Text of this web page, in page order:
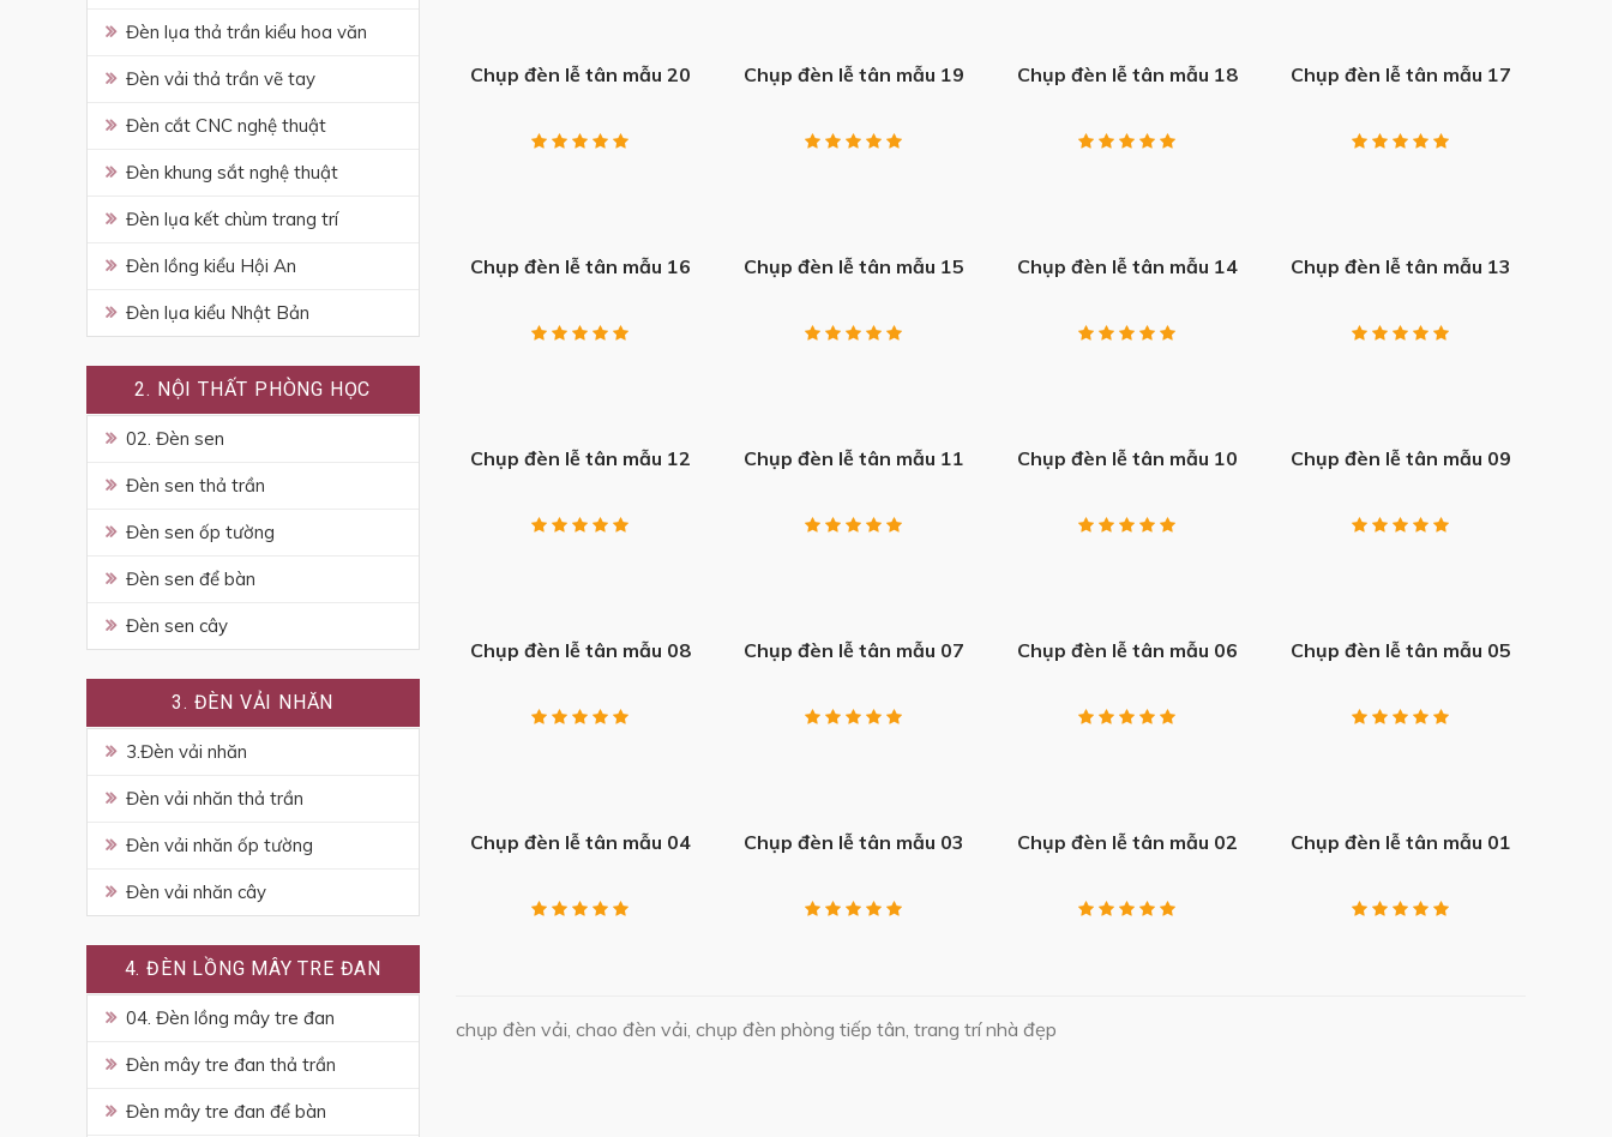
Đèn lụa thả trần kiểu hoa văn
Đèn vải thả trần vẽ tay
Đèn cắt CNC nghệ thuật
Đèn khung sắt nghệ thuật
Đèn lụa kết chùm trang trí
Đèn lồng kiểu Hội An
Đèn lụa kiểu Nhật Bản
2. NỘI THẤT PHÒNG HỌC
02. Đèn sen
Đèn sen thả trần
Đèn sen ốp tường
Đèn sen để bàn
Đèn sen cây
3. ĐÈN VẢI NHĂN
3.Đèn vải nhăn
Đèn vải nhăn thả trần
Đèn vải nhăn ốp tường
Đèn vải nhăn cây
4. ĐÈN LỒNG MÂY TRE ĐAN
04. Đèn lồng mây tre đan
Đèn mây tre đan thả trần
Đèn mây tre đan để bàn
Chụp đèn lễ tân mẫu 20 Chụp đèn lễ tân mẫu 19 Chụp đèn lễ tân mẫu 18 Chụp đèn lễ tân mẫu 17
Chụp đèn lễ tân mẫu 16 Chụp đèn lễ tân mẫu 15 Chụp đèn lễ tân mẫu 14 Chụp đèn lễ tân mẫu 13
Chụp đèn lễ tân mẫu 12 Chụp đèn lễ tân mẫu 11 Chụp đèn lễ tân mẫu 10 Chụp đèn lễ tân mẫu 09
Chụp đèn lễ tân mẫu 08 Chụp đèn lễ tân mẫu 07 Chụp đèn lễ tân mẫu 06 Chụp đèn lễ tân mẫu 05
Chụp đèn lễ tân mẫu 04 Chụp đèn lễ tân mẫu 03 Chụp đèn lễ tân mẫu 02 Chụp đèn lễ tân mẫu 01
chụp đèn vải, chao đèn vải, chụp đèn phòng tiếp tân, trang trí nhà đẹp